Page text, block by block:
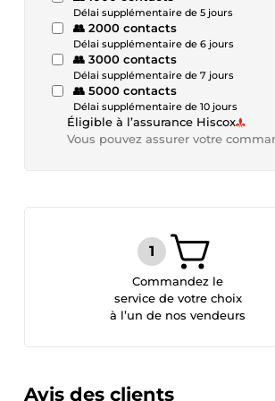
Délai supplémentaire de 5 jours
👥 2000 contacts
Délai supplémentaire de 6 jours
👥 3000 contacts
Délai supplémentaire de 7 jours
👥 5000 contacts
Délai supplémentaire de 10 jours
Éligible à l’assurance Hiscox
Vous pouvez assurer votre
Commandez le
service de votre choix
à l’un de nos vendeurs
Avis des clients